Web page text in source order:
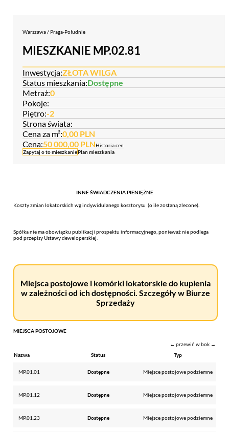
Warszawa / Praga-Południe
MIESZKANIE MP.02.81
Inwestycja:ZŁOTA WILGA
Status mieszkania:Dostępne
Metraż:0
Pokoje:
Piętro:-2
Strona świata:
Cena za m²:0,00 PLN
Cena:50 000,00 PLNHistoria cen
Zapytaj o to mieszkaniePlan mieszkania
INNE ŚWIADCZENIA PIENIĘŻNE
Koszty zmian lokatorskich wg indywidulanego kosztorysu (o ile zostaną zlecone).
Spółka nie ma obowiązku publikacji prospektu informacyjnego, ponieważ nie podlega
pod przepisy Ustawy deweloperskiej.
Miejsca postojowe i komórki lokatorskie do kupienia
w zależności od ich dostępności. Szczegóły w Biurze
Sprzedaży
MIEJSCA POSTOJOWE
← przewiń w bok →
Nazwa
Status Typ
MP.01.01 Dostępne Miejsce postojowe podziemne
MP.01.12 Dostępne Miejsce postojowe podziemne
MP.01.23 Dostępne Miejsce postojowe podziemne